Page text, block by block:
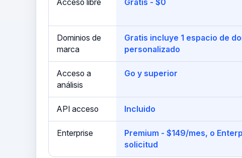
Acceso libre Gratis - $0
Dominios de
marca
Gratis incluye 1 espacio de
personalizado
Acceso a
análisis
Go y superior
API acceso Incluido
Enterprise
Premium - $149/mes, o
solicitud